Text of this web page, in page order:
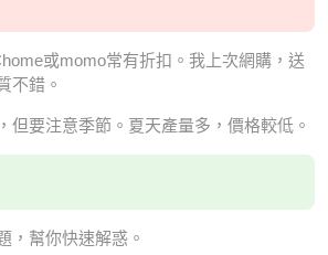
或momo常有折扣。我上次網購，送
不錯。
但要注意季節。夏天產量多，價格較低。
，幫你快速解惑。